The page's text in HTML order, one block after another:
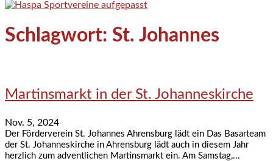
Schlagwort: St. Johannes
Martinsmarkt in der St. Johanneskirche
Nov. 5, 2024
Der Förderverein St. Johannes Ahrensburg lädt ein Das Basarteam
der St. Johanneskirche in Ahrensburg lädt auch in diesem Jahr
herzlich zum adventlichen Martinsmarkt ein. Am Samstag,...